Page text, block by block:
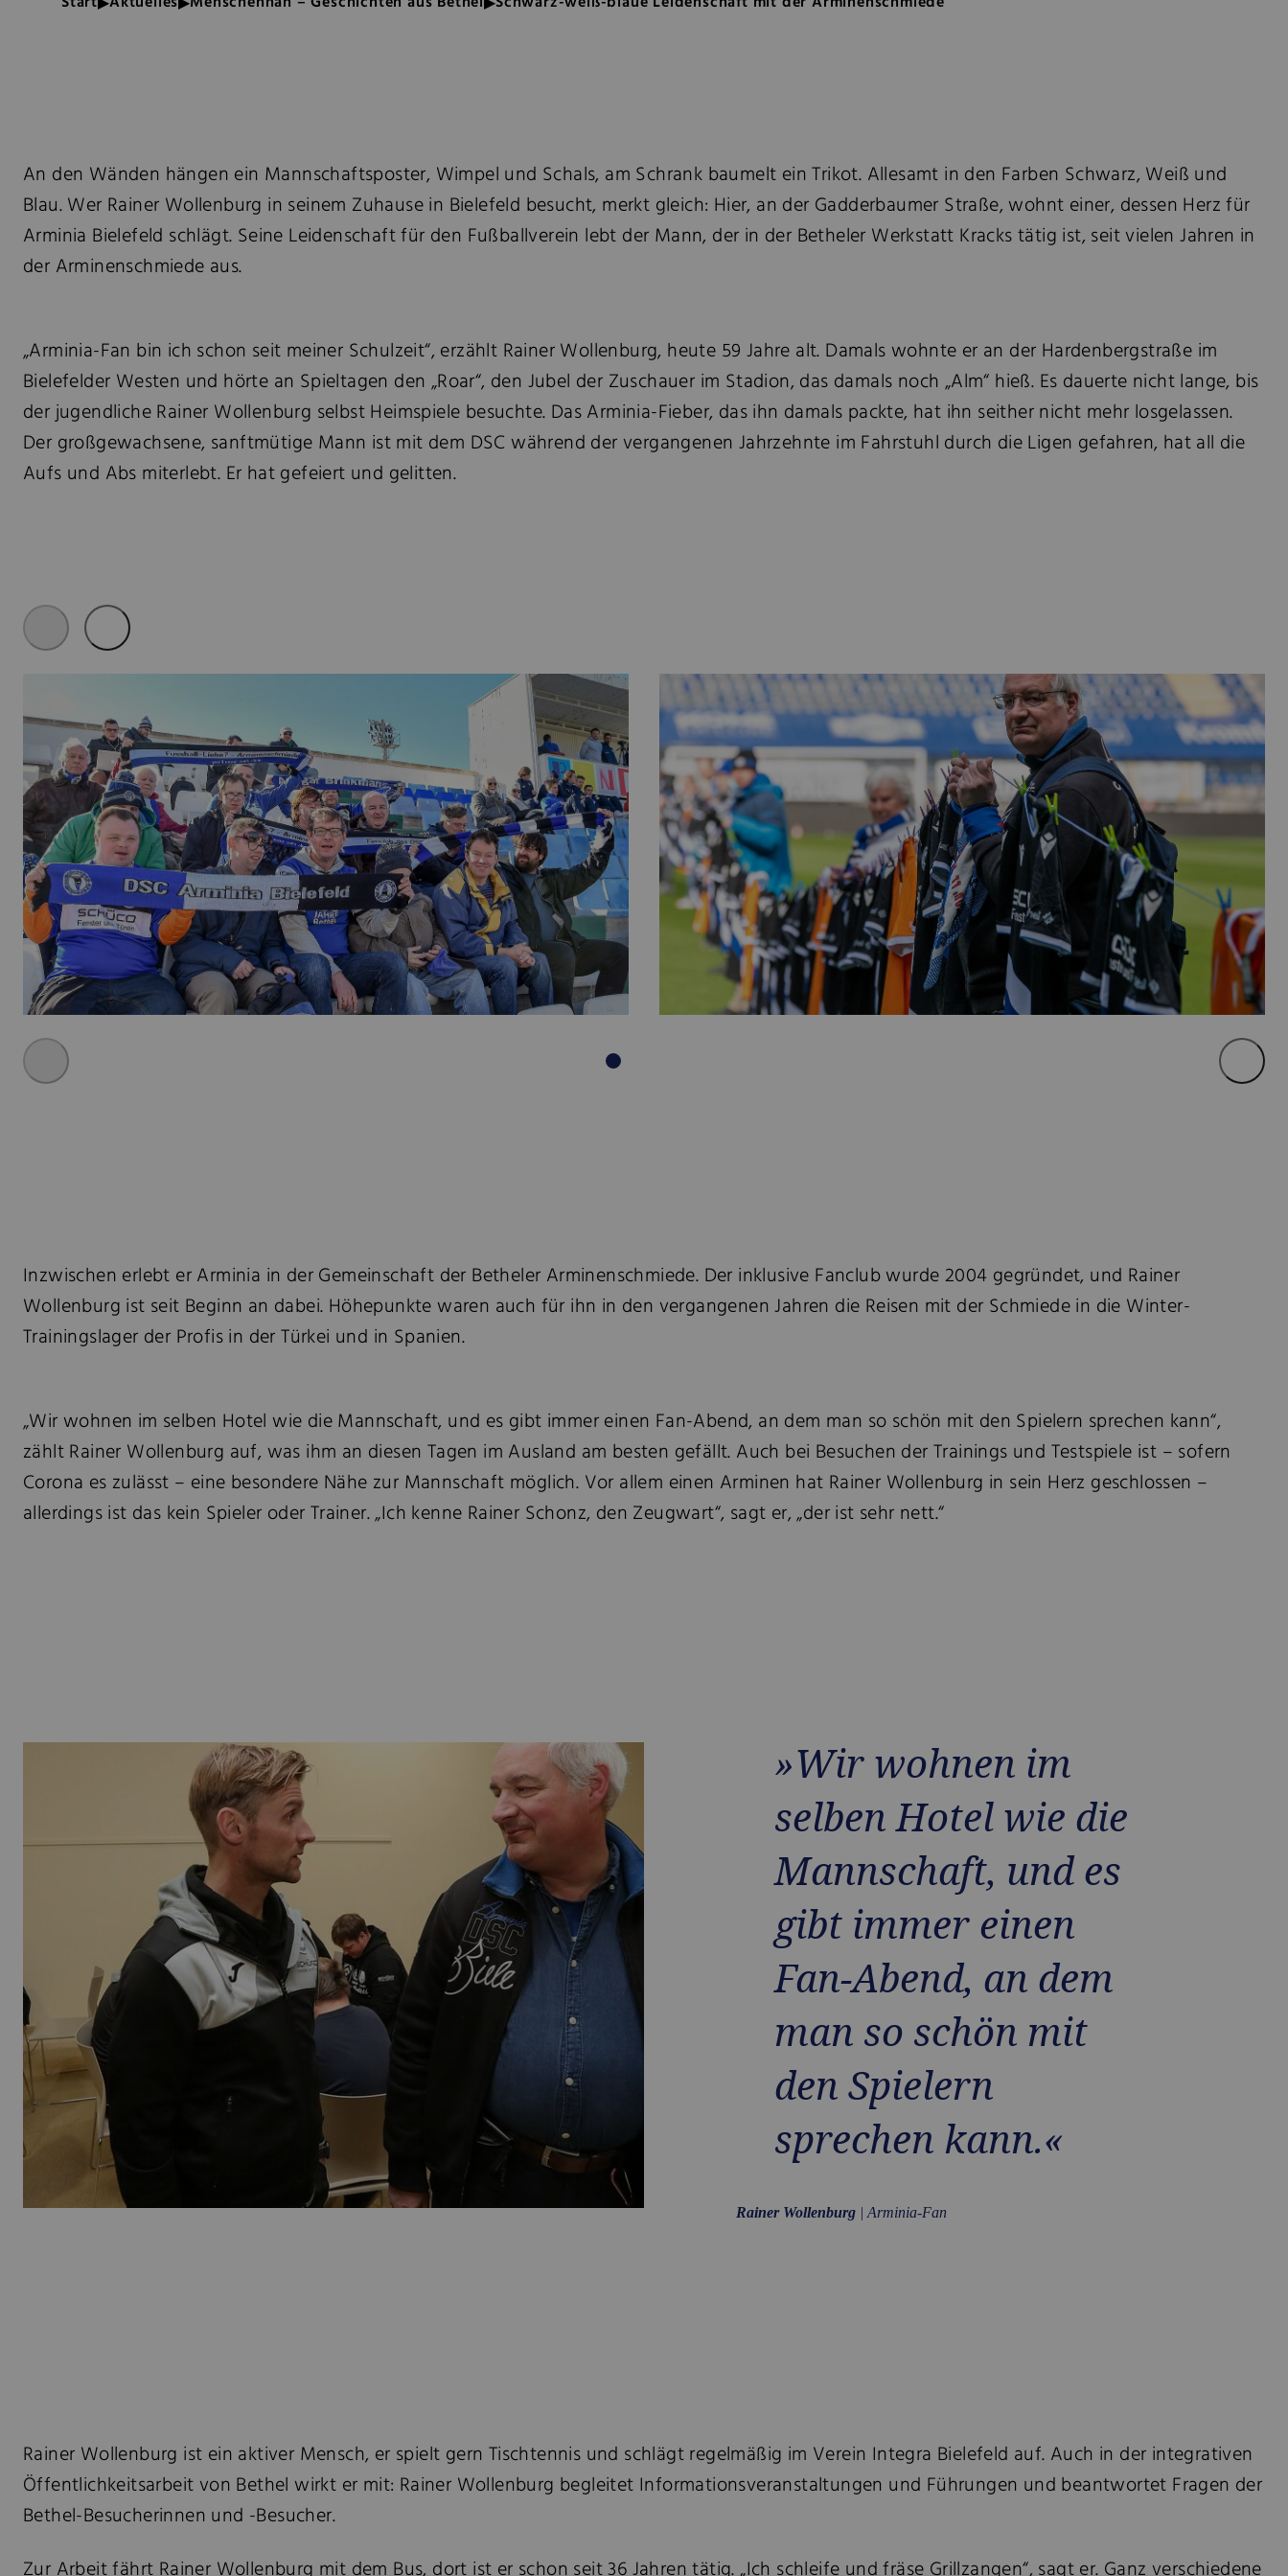
An den Wänden hängen ein Mannschaftsposter, Wimpel und Schals, am Schrank baumelt ein Trikot. Allesamt in den Farben Schwarz, Weiß und
Blau. Wer Rainer Wollenburg in seinem Zuhause in Bielefeld besucht, merkt gleich: Hier, an der Gadderbaumer Straße, wohnt einer, dessen Herz für
Arminia Bielefeld schlägt. Seine Leidenschaft für den Fußballverein lebt der Mann, der in der Betheler Werkstatt Kracks tätig ist, seit vielen Jahren in
der Arminenschmiede aus.
„Arminia-Fan bin ich schon seit meiner Schulzeit“, erzählt Rainer Wollenburg, heute 59 Jahre alt. Damals wohnte er an der Hardenbergstraße im
Bielefelder Westen und hörte an Spieltagen den „Roar“, den Jubel der Zuschauer im Stadion, das damals noch „Alm“ hieß. Es dauerte nicht lange, bis
der jugendliche Rainer Wollenburg selbst Heimspiele besuchte. Das Arminia-Fieber, das ihn damals packte, hat ihn seither nicht mehr losgelassen.
Der großgewachsene, sanftmütige Mann ist mit dem DSC während der vergangenen Jahrzehnte im Fahrstuhl durch die Ligen gefahren, hat all die
Aufs und Abs miterlebt. Er hat gefeiert und gelitten.
Inzwischen erlebt er Arminia in der Gemeinschaft der Betheler Arminenschmiede. Der inklusive Fanclub wurde 2004 gegründet, und Rainer
Wollenburg ist seit Beginn an dabei. Höhepunkte waren auch für ihn in den vergangenen Jahren die Reisen mit der Schmiede in die Winter-
Trainingslager der Profis in der Türkei und in Spanien.
„Wir wohnen im selben Hotel wie die Mannschaft, und es gibt immer einen Fan-Abend, an dem man so schön mit den Spielern sprechen kann“,
zählt Rainer Wollenburg auf, was ihm an diesen Tagen im Ausland am besten gefällt. Auch bei Besuchen der Trainings und Testspiele ist – sofern
Corona es zulässt – eine besondere Nähe zur Mannschaft möglich. Vor allem einen Arminen hat Rainer Wollenburg in sein Herz geschlossen –
allerdings ist das kein Spieler oder Trainer. „Ich kenne Rainer Schonz, den Zeugwart“, sagt er, „der ist sehr nett.“
»Wir wohnen im
selben Hotel wie die
Mannschaft, und es
gibt immer einen
Fan-Abend, an dem
man so schön mit
den Spielern
sprechen kann.«
Rainer Wollenburg | Arminia-Fan
Rainer Wollenburg ist ein aktiver Mensch, er spielt gern Tischtennis und schlägt regelmäßig im Verein Integra Bielefeld auf. Auch in der integrativen
Öffentlichkeitsarbeit von Bethel wirkt er mit: Rainer Wollenburg begleitet Informationsveranstaltungen und Führungen und beantwortet Fragen der
Bethel-Besucherinnen und -Besucher.